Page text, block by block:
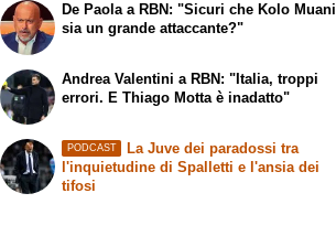
De Paola a RBN: "Sicuri che Kolo Muani
sia un grande attaccante?"
Andrea Valentini a RBN: "Italia, troppi
errori. E Thiago Motta è inadatto"
PODCAST
La Juve dei paradossi tra
l'inquietudine di Spalletti e l'ansia dei
tifosi